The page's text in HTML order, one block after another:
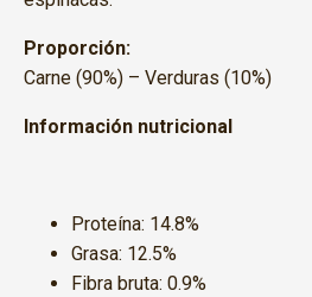
Proporción:
Carne (90%) – Verduras (10%)
Información nutricional
Proteína: 14.8%
Grasa: 12.5%
Fibra bruta: 0.9%